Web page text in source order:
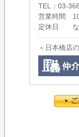
TEL：03-
営業時間
定休日
＜日本橋店